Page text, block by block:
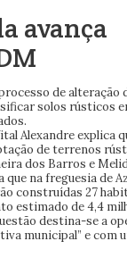
avança
de
solos rústicos
Alexandre explica
de terrenos
dos Barros e
na freguesia de
construídas 27
estimado de 4,4
destina-se a
municipal” e com